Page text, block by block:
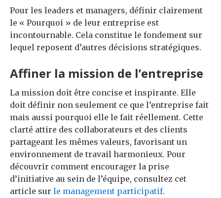
Pour les leaders et managers, définir clairement
le « Pourquoi » de leur entreprise est
incontournable. Cela constitue le fondement sur
lequel reposent d’autres décisions stratégiques.
Affiner la mission de l’entreprise
La mission doit être concise et inspirante. Elle
doit définir non seulement ce que l’entreprise fait
mais aussi pourquoi elle le fait réellement. Cette
clarté attire des collaborateurs et des clients
partageant les mêmes valeurs, favorisant un
environnement de travail harmonieux. Pour
découvrir comment encourager la prise
d’initiative au sein de l’équipe, consultez cet
article sur le management participatif.